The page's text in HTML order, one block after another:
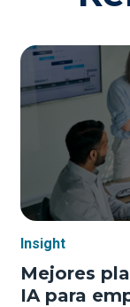
Insight
Mejores
IA para